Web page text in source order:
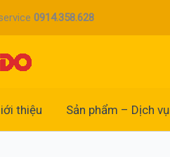
0914.358.628
thiệu Sản phẩm – Dịch vụ